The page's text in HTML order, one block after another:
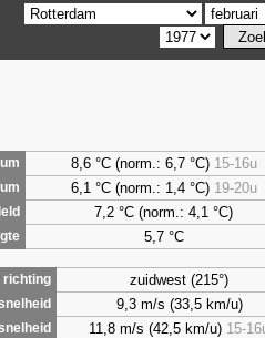
8,6 °C (norm.: 6,7 °C) 15-16u
6,1 °C (norm.: 1,4 °C) 19-20u
7,2 °C (norm.: 4,1 °C)
5,7 °C
richting zuidwest (215°)
9,3 m/s (33,5 km/u)
11,8 m/s (42,5 km/u) 15-